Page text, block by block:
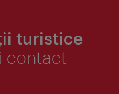
turistice
contact